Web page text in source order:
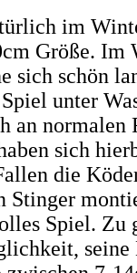
im
Größe. Im
sich schön
unter
an normalen
sich
die
Stinger
Spiel. Zu